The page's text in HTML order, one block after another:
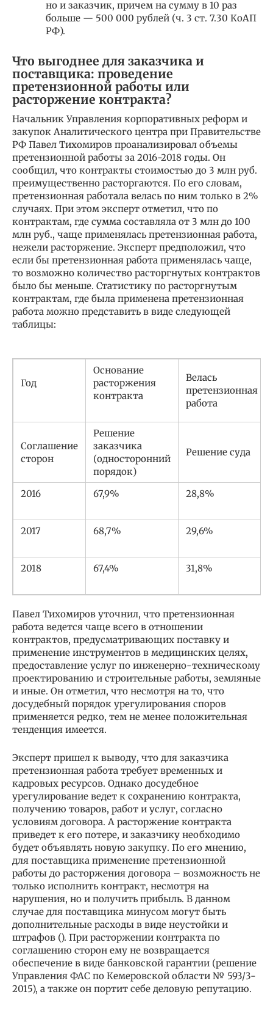
но и заказчик, причем на сумму в 10 раз
больше — 500 000 рублей (ч. 3 ст. 7.30 КоАП
РФ).
Что выгоднее для заказчика и
поставщика: проведение
претензионной работы или
расторжение контракта?
Начальник Управления корпоративных реформ и
закупок Аналитического центра при Правительстве
РФ Павел Тихомиров проанализировал объемы
претензионной работы за 2016-2018 годы. Он
сообщил, что контракты стоимостью до 3 млн руб.
преимущественно расторгаются. По его словам,
претензионная работала велась по ним только в 2%
случаях. При этом эксперт отметил, что по
контрактам, где сумма составляла от 3 млн до 100
млн руб., чаще применялась претензионная работа,
нежели расторжение. Эксперт предположил, что
если бы претензионная работа применялась чаще,
то возможно количество расторгнутых контрактов
было бы меньше. Статистику по расторгнутым
контрактам, где была применена претензионная
работа можно представить в виде следующей
таблицы:
Год
Основание
расторжения
контракта
Велась
претензионная
работа
Соглашение
сторон
Решение
заказчика
(односторонний
порядок)
Решение суда
2016 67,9% 28,8%
2017 68,7% 29,6%
2018 67,4% 31,8%
Павел Тихомиров уточнил, что претензионная
работа ведется чаще всего в отношении
контрактов, предусматривающих поставку и
применение инструментов в медицинских целях,
предоставление услуг по инженерно-техническому
проектированию и строительные работы, земляные
и иные. Он отметил, что несмотря на то, что
досудебный порядок урегулирования споров
применяется редко, тем не менее положительная
тенденция имеется.
Эксперт пришел к выводу, что для заказчика
претензионная работа требует временных и
кадровых ресурсов. Однако досудебное
урегулирование ведет к сохранению контракта,
получению товаров, работ и услуг, согласно
условиям договора. А расторжение контракта
приведет к его потере, и заказчику необходимо
будет объявлять новую закупку. По его мнению,
для поставщика применение претензионной
работы до расторжения договора – возможность не
только исполнить контракт, несмотря на
нарушения, но и получить прибыль. В данном
случае для поставщика минусом могут быть
дополнительные расходы в виде неустойки и
штрафов (). При расторжении контракта по
соглашению сторон ему не возвращается
обеспечение в виде банковской гарантии (решение
Управления ФАС по Кемеровской области № 593/3-
2015), а также он портит себе деловую репутацию.